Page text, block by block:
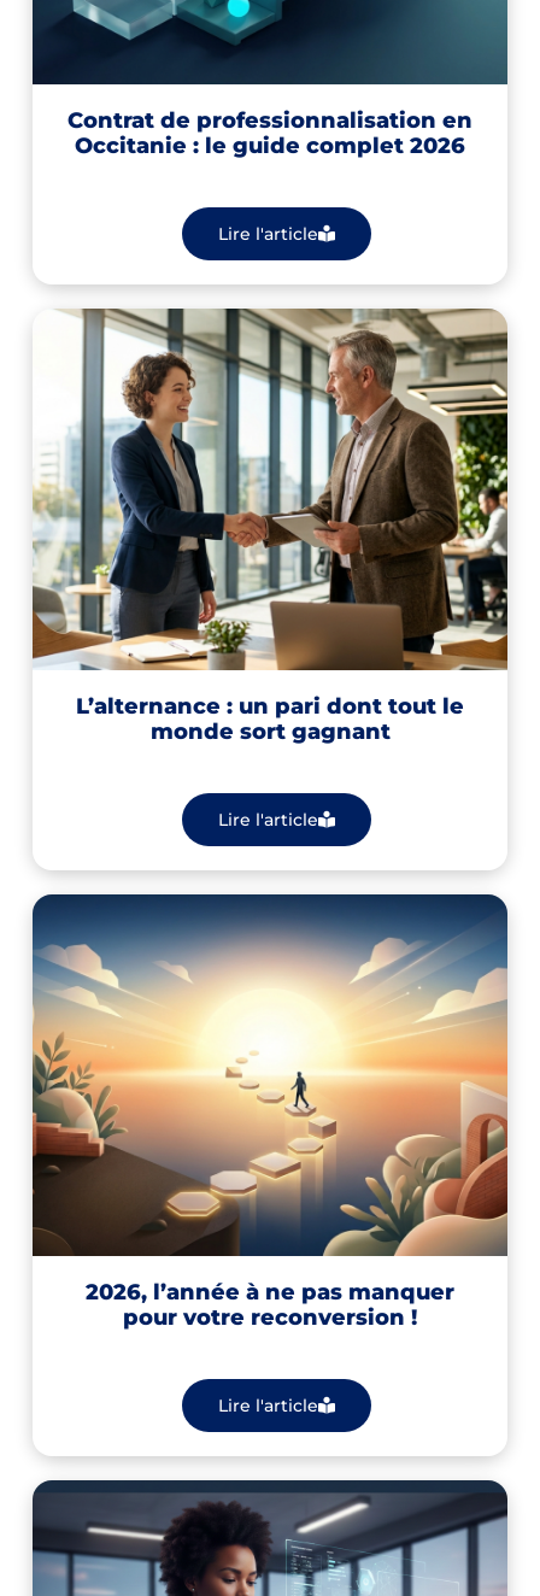
Contrat de professionnalisation en
Occitanie : le guide complet 2026
Lire l'article
L’alternance : un pari dont tout le
monde sort gagnant
Lire l'article
2026, l’année à ne pas manquer
pour votre reconversion !
Lire l'article